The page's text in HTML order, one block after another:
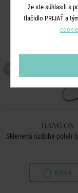
HANG ON
Sklenená ozdoba pohár
9,99 €
že ste súhlasili s
tlačidlo PRIJAŤ a